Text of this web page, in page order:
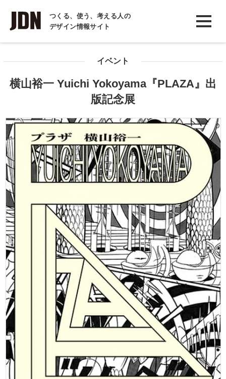
つくる、使う、考える人の
デザイン情報サイト
INTERVIEW
インタビュー
イベント
横山裕一 Yuichi Yokoyama『PLAZA』出
版記念展